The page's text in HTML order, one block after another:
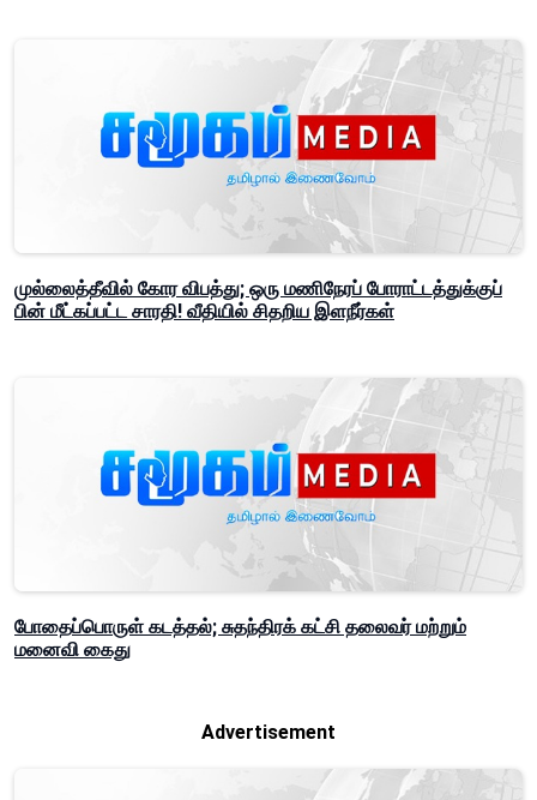
முல்லைத்தீவில் கோர விபத்து; ஒரு மணிநேரப் போராட்டத்துக்குப்
பின் மீட்கப்பட்ட சாரதி! வீதியில் சிதறிய இளநீர்கள்
போதைப்பொருள் கடத்தல்; சுதந்திரக் கட்சி தலைவர் மற்றும்
மனைவி கைது
Advertisement